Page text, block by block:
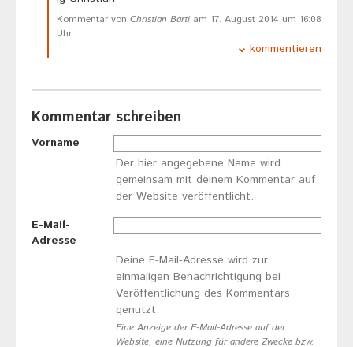
Kommentar von Christian Bartl am 17. August 2014 um 16:08
Uhr
kommentieren
Kommentar schreiben
Vorname
Der hier angegebene Name wird
gemeinsam mit deinem Kommentar auf
der Website veröffentlicht.
E-Mail-
Adresse
Deine E-Mail-Adresse wird zur
einmaligen Benachrichtigung bei
Veröffentlichung des Kommentars
genutzt.
Eine Anzeige der E-Mail-Adresse auf der
Website, eine Nutzung für andere Zwecke bzw.